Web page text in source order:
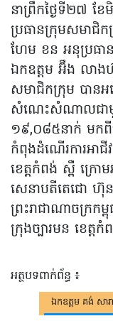
នាព្រឹកថ្ងៃទី២៧ ខ
ប្រធានក្រុមសមាជិក
ហែម ខន អនុប្រធា
ឯកឧត្ដម អ៊ឹង លា
សមាជិកក្រុម បាន
សំណេះសំណាលជា
១៩,០៨៥នាក់ មក
កំពុងដំណើរការអាជី
ខេត្តកំពង់ ស្ពឺ ក្រោ
សេនាបតីតេជោ ហ៊ុន
ព្រះរាជាណាចក្រកម្
ក្រុងច្បារមន ខេត្តកំ
អត្ថបទពាក់ព័ន្ធ ៖
ឯកឧត្តម គង់ សារ